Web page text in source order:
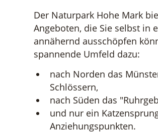
Der Naturpark Hohe Mark
Angeboten, die Sie selbst in
annähernd ausschöpfen
spannende Umfeld dazu:
nach Norden das
Schlössern,
nach Süden das
und nur ein
Anziehungspunkten.